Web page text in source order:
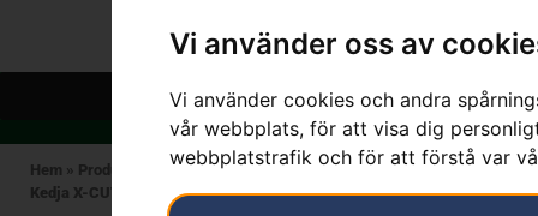
Vi använder oss av
Vi använder cookies och andra
vår webbplats, för att visa dig
webbplatstrafik och för att förstå var
Hem » Produkter HUSQVARNA»Skärutrustning » Motorsågskedjor
»
Kedja X-CUT S85